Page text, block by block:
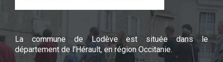
La commune de Lodève est située dans le
département de l'Hérault, en région Occitanie.